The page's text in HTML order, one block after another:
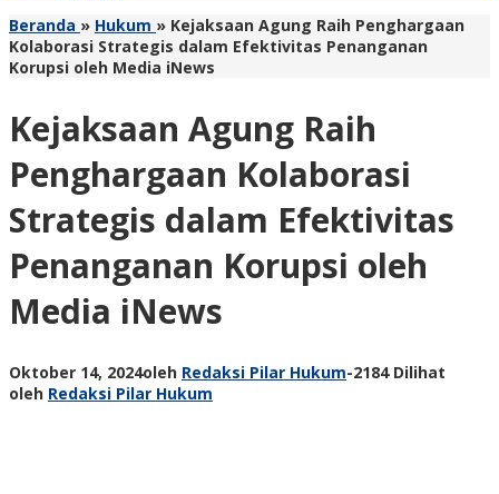
Beranda » Hukum » Kejaksaan Agung Raih Penghargaan
Kolaborasi Strategis dalam Efektivitas Penanganan
Korupsi oleh Media iNews
Kejaksaan Agung Raih
Penghargaan Kolaborasi
Strategis dalam Efektivitas
Penanganan Korupsi oleh
Media iNews
Oktober 14, 2024oleh Redaksi Pilar Hukum-2184 Dilihat
oleh Redaksi Pilar Hukum